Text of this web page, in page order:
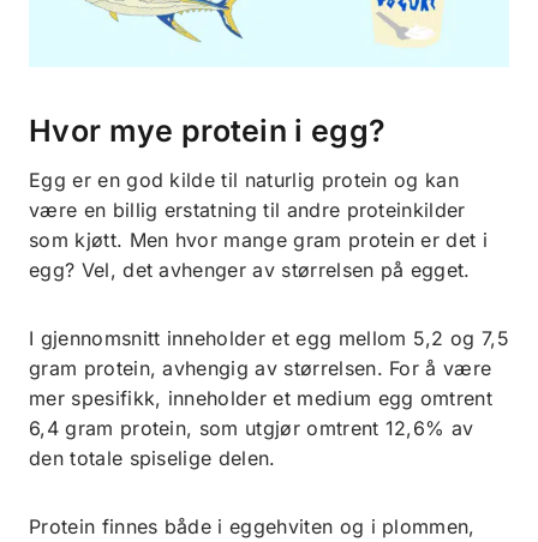
Hvor mye protein i egg?
Egg er en god kilde til naturlig protein og kan
være en billig erstatning til andre proteinkilder
som kjøtt. Men hvor mange gram protein er det i
egg? Vel, det avhenger av størrelsen på egget.
I gjennomsnitt inneholder et egg mellom 5,2 og 7,5
gram protein, avhengig av størrelsen. For å være
mer spesifikk, inneholder et medium egg omtrent
6,4 gram protein, som utgjør omtrent 12,6% av
den totale spiselige delen.
Protein finnes både i eggehviten og i plommen,